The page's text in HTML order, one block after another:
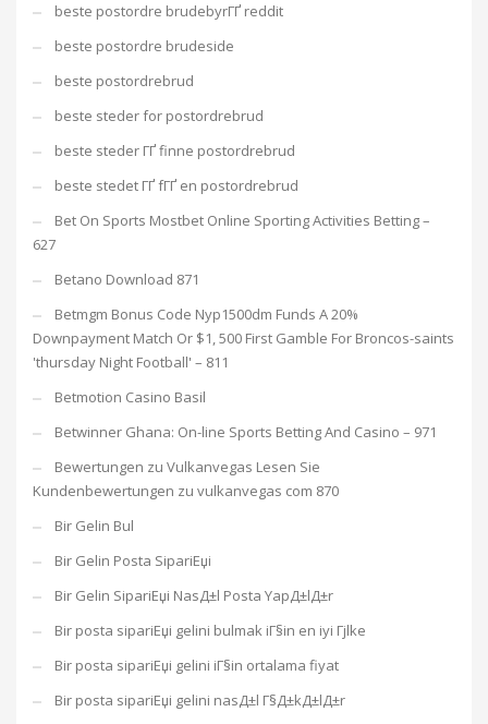
beste postordre brudebyrГҐ reddit
beste postordre brudeside
beste postordrebrud
beste steder for postordrebrud
beste steder ГҐ finne postordrebrud
beste stedet ГҐ fГҐ en postordrebrud
Bet On Sports Mostbet Online Sporting Activities Betting –
627
Betano Download 871
Betmgm Bonus Code Nyp1500dm Funds A 20%
Downpayment Match Or $1, 500 First Gamble For Broncos-saints
'thursday Night Football' – 811
Betmotion Casino Basil
Betwinner Ghana: On-line Sports Betting And Casino – 971
Bewertungen zu Vulkanvegas Lesen Sie
Kundenbewertungen zu vulkanvegas com 870
Bir Gelin Bul
Bir Gelin Posta SipariЕџi
Bir Gelin SipariЕџi NasД±l Posta YapД±lД±r
Bir posta sipariЕџi gelini bulmak iГ§in en iyi Гјlke
Bir posta sipariЕџi gelini iГ§in ortalama fiyat
Bir posta sipariЕџi gelini nasД±l Г§Д±kД±lД±r